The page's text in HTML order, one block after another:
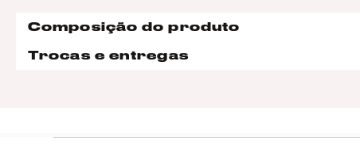
Composição do produto
Trocas e entregas